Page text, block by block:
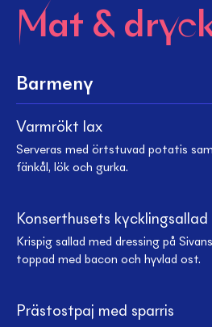
Mat &
Barmeny
Varmrökt lax
Serveras med örtstuvad potatis
fänkål, lök och gurka.
Konserthusets kycklingsallad
Krispig sallad med dressing på
toppad med bacon och hyvlad ost.
Prästostpaj med sparris